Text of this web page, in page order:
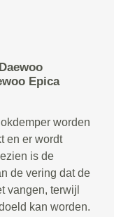
Epica
worden
en er wordt
is de
de vering dat de
vangen, terwijl
kan worden.